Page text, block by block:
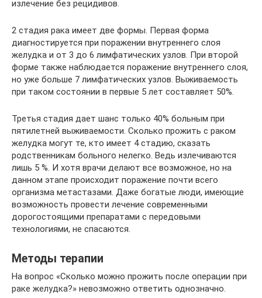
излечение без рецидивов.
2 стадия рака имеет две формы. Первая форма
диагностируется при поражении внутреннего слоя
желудка и от 3 до 6 лимфатических узлов. При второй
форме также наблюдается поражение внутреннего слоя,
но уже больше 7 лимфатических узлов. Выживаемость
при таком состоянии в первые 5 лет составляет 50%.
Третья стадия дает шанс только 40% больным при
пятилетней выживаемости. Сколько прожить с раком
желудка могут те, кто имеет 4 стадию, сказать
родственникам больного нелегко. Ведь излечиваются
лишь 5 %. И хотя врачи делают все возможное, но на
данном этапе происходит поражение почти всего
организма метастазами. Даже богатые люди, имеющие
возможность провести лечение современными
дорогостоящими препаратами с передовыми
технологиями, не спасаются.
Методы терапии
На вопрос «Сколько можно прожить после операции при
раке желудка?» невозможно ответить однозначно.